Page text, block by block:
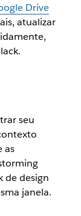
Drive
atualizar
seu
as
de design
janela.